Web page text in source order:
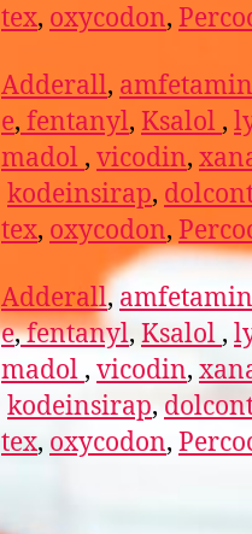
tex, oxycodon,
Adderall, amfetamin
e, fentanyl, Ksalol ,
madol , vicodin,
kodeinsirap,
tex, oxycodon,
Adderall, amfetamin
e,fentanyl, Ksalol ,
madol , vicodin,
kodeinsirap,
tex, oxycodon,